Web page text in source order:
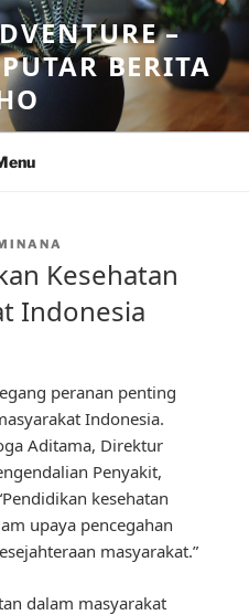
–
BERITA
Kesehatan
Indonesia
peranan penting
Indonesia.
Aditama, Direktur
Penyakit,
kesehatan
upaya pencegahan
masyarakat.”
dalam masyarakat